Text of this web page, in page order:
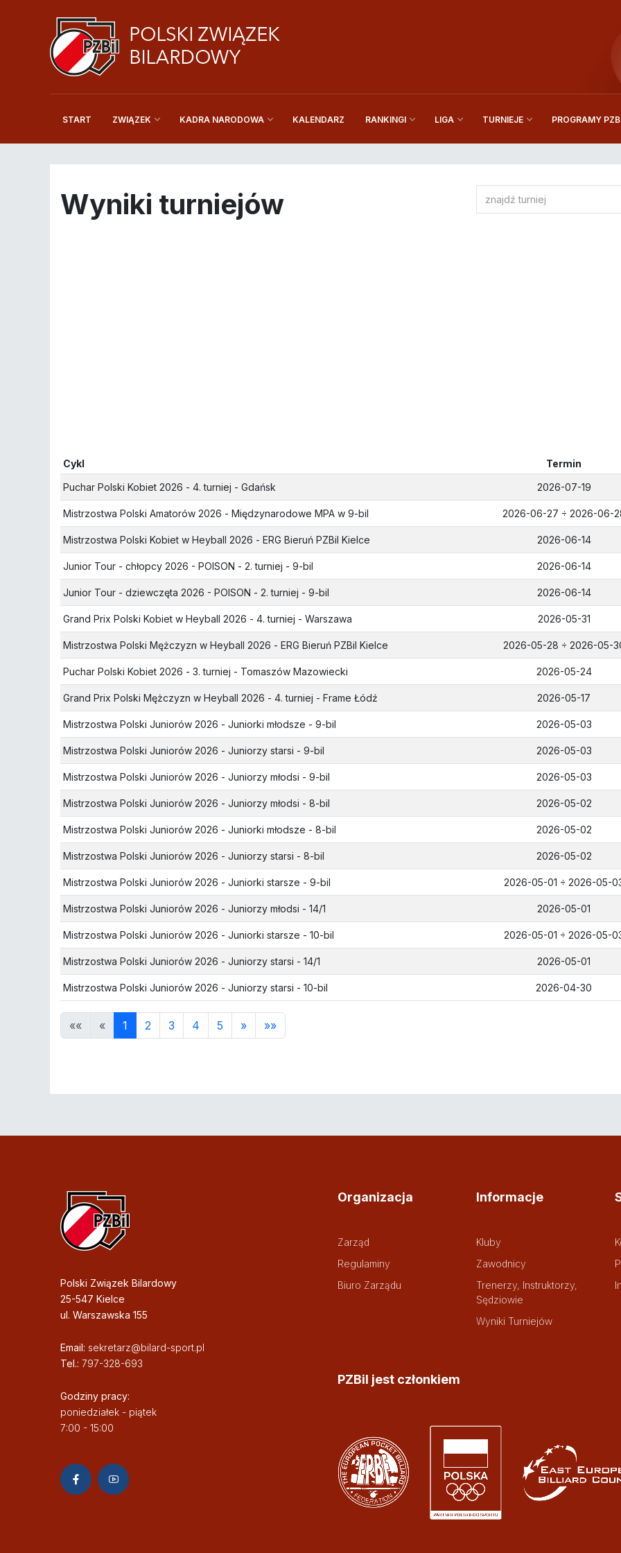
START ZWIĄZEK KADRA NARODOWA KALENDARZ RANKINGI LIGA TURNIEJE PROGRAMY
Wyniki turniejów
Cykl
Termin
Puchar Polski Kobiet 2026 - 4. turniej - Gdańsk 2026-07-19
Mistrzostwa Polski Amatorów 2026 - Międzynarodowe MPA w 9-bil 2026-06-27 ÷ 2026-06-
Mistrzostwa Polski Kobiet w Heyball 2026 - ERG Bieruń PZBil Kielce 2026-06-14
Junior Tour - chłopcy 2026 - POISON - 2. turniej - 9-bil 2026-06-14
Junior Tour - dziewczęta 2026 - POISON - 2. turniej - 9-bil 2026-06-14
Grand Prix Polski Kobiet w Heyball 2026 - 4. turniej - Warszawa 2026-05-31
Mistrzostwa Polski Mężczyzn w Heyball 2026 - ERG Bieruń PZBil Kielce 2026-05-28 ÷ 2026-05-
Puchar Polski Kobiet 2026 - 3. turniej - Tomaszów Mazowiecki 2026-05-24
Grand Prix Polski Mężczyzn w Heyball 2026 - 4. turniej - Frame Łódź 2026-05-17
Mistrzostwa Polski Juniorów 2026 - Juniorki młodsze - 9-bil 2026-05-03
Mistrzostwa Polski Juniorów 2026 - Juniorzy starsi - 9-bil 2026-05-03
Mistrzostwa Polski Juniorów 2026 - Juniorzy młodsi - 9-bil 2026-05-03
Mistrzostwa Polski Juniorów 2026 - Juniorzy młodsi - 8-bil 2026-05-02
Mistrzostwa Polski Juniorów 2026 - Juniorki młodsze - 8-bil 2026-05-02
Mistrzostwa Polski Juniorów 2026 - Juniorzy starsi - 8-bil 2026-05-02
Mistrzostwa Polski Juniorów 2026 - Juniorki starsze - 9-bil 2026-05-01 ÷ 2026-05-
Mistrzostwa Polski Juniorów 2026 - Juniorzy młodsi - 14/1 2026-05-01
Mistrzostwa Polski Juniorów 2026 - Juniorki starsze - 10-bil 2026-05-01 ÷ 2026-05-
Mistrzostwa Polski Juniorów 2026 - Juniorzy starsi - 14/1 2026-05-01
Mistrzostwa Polski Juniorów 2026 - Juniorzy starsi - 10-bil 2026-04-30
«« « 1 2 3 4 5 » »»
Polski Związek Bilardowy
25-547 Kielce
ul. Warszawska 155
Email: sekretarz@bilard-sport.pl
Tel.: 797-328-693
Godziny pracy:
poniedziałek - piątek
7:00 - 15:00
Organizacja
Zarząd
Regulaminy
Biuro Zarządu
Informacje
Kluby
Zawodnicy
Trenerzy, Instruktorzy,
Sędziowie
Wyniki Turniejów
PZBil jest członkiem